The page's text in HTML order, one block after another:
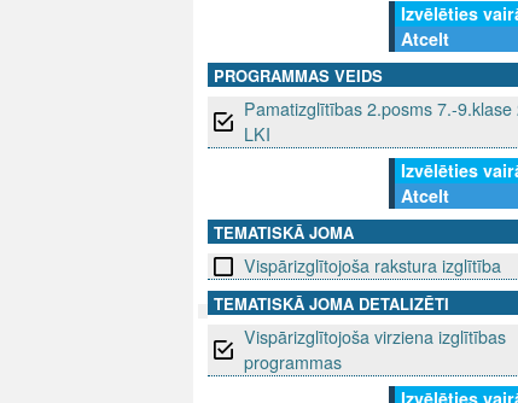
V
Izvēlēties
Atcelt
PROGRAMMAS VEIDS
Pamatizglītības 2.posms 7.-9.klase
LKI
Izvēlēties
Atcelt
TEMATISKĀ JOMA
Vispārizglītojoša rakstura izglītība
TEMATISKĀ JOMA DETALIZĒTI
Vispārizglītojoša virziena izglītības
programmas
SEKO MUMS